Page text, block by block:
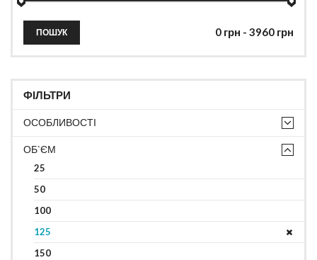
ПОШУК
ФІЛЬТРИ
ОСОБЛИВОСТІ
ОБ`ЄМ
25
50
100
125
150